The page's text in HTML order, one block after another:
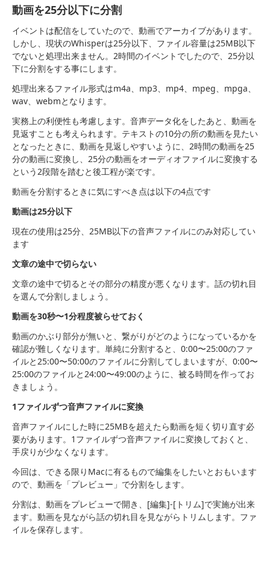
動画を25分以下に分割
イベントは配信をしていたので、動画でアーカイブがあります。
しかし、現状のWhisperは25分以下、ファイル容量は25MB以下
でないと処理出来ません。2時間のイベントでしたので、25分以
下に分割をする事にします。
処理出来るファイル形式はm4a、mp3、mp4、mpeg、mpga、
wav、webmとなります。
実務上の利便性も考慮します。音声データ化をしたあと、動画を
見返すことも考えられます。テキストの10分の所の動画を見たい
となったときに、動画を見返しやすいように、2時間の動画を25
分の動画に変換し、25分の動画をオーディオファイルに変換する
という2段階を踏むと後工程が楽です。
動画を分割するときに気にすべき点は以下の4点です
動画は25分以下
現在の使用は25分、25MB以下の音声ファイルにのみ対応してい
ます
文章の途中で切らない
文章の途中で切るとその部分の精度が悪くなります。話の切れ目
を選んで分割しましょう。
動画を30秒〜1分程度被らせておく
動画のかぶり部分が無いと、繋がりがどのようになっているかを
確認が難しくなります。単純に分割すると、0:00〜25:00のファ
イルと25:00〜50:00のファイルに分割してしまいますが、0:00〜
25:00のファイルと24:00〜49:00のように、被る時間を作ってお
きましょう。
1ファイルずつ音声ファイルに変換
音声ファイルにした時に25MBを超えたら動画を短く切り直す必
要があります。1ファイルずつ音声ファイルに変換しておくと、
手戻りが少なくなります。
今回は、できる限りMacに有るもので編集をしたいとおもいます
ので、動画を「プレビュー」で分割をします。
分割は、動画をプレビューで開き、[編集]-[トリム]で実施が出来
ます。動画を見ながら話の切れ目を見ながらトリムします。ファ
イルを保存します。